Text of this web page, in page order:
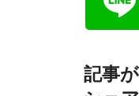
記事